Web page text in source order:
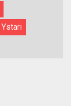
Ystari